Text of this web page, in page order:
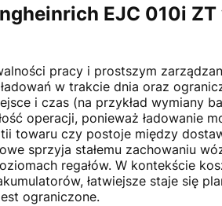
EJC 010i
pracy i prostszym
w trakcie dnia oraz
i czas (na przykład wymiany
operacji, ponieważ ładowanie
towaru czy postoje między
sprzyja stałemu zachowaniu
regałów. W kontekście
łatwiejsze staje się
ograniczone.